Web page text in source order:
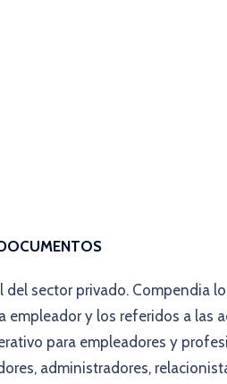
sector privado. Compendia
y los referidos a las
para empleadores y
administradores,